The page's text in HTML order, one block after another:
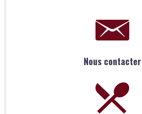
Nous contacter